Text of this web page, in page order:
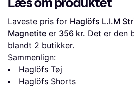
Læs om produktet
Laveste pris for Haglöfs L.I.M
Magnetite er 356 kr. Det er den
blandt 2 butikker.
Sammenlign:
Haglöfs Tøj
Haglöfs Shorts